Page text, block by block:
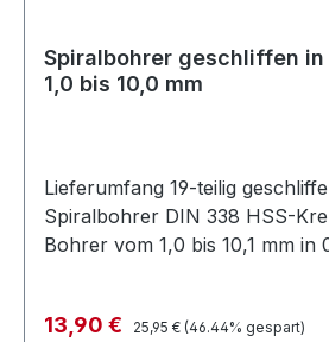
Spiralbohrer geschliffen in
1,0 bis 10,0 mm
Lieferumfang 19-teilig geschliffen Beschreibung
Spiralbohrer DIN 338 HSS-
Bohrer vom 1,0 bis 10,1 mm in
Verkaufspreis:
13,90 € Regulärer Preis:
25,95 € (46.44% gespart)